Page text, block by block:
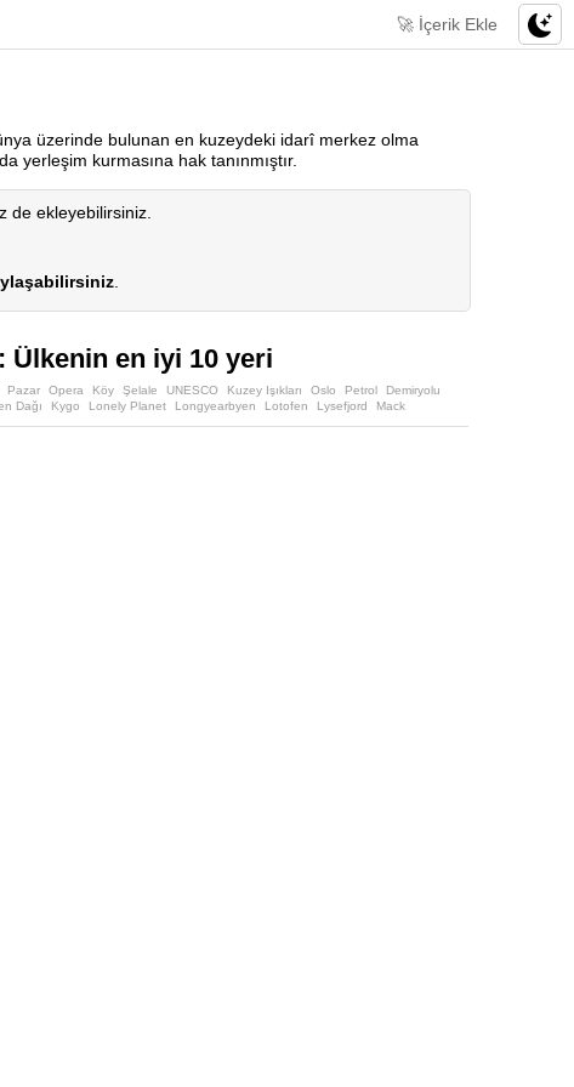
🚀 İçerik Ekle
üzerinde bulunan en kuzeydeki idarî merkez olma
yerleşim kurmasına hak tanınmıştır.
de ekleyebilirsiniz.
Ülkenin en iyi 10 yeri
Pazar Opera Köy Şelale UNESCO Kuzey Işıkları Oslo Petrol
Demiryolu
Dağı Kygo Lonely Planet Longyearbyen Lotofen Lysefjord
Mack